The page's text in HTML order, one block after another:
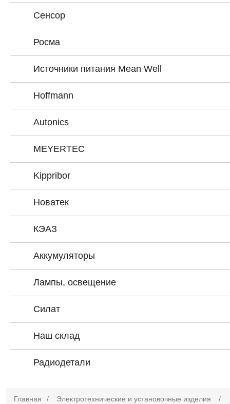
Сенсор
Росма
Источники питания Mean Well
Hoffmann
Autonics
MEYERTEC
Kippribor
Новатек
КЭАЗ
Аккумуляторы
Лампы, освещение
Силат
Наш склад
Радиодетали
Главная / Электротехнические и установочные изделия /